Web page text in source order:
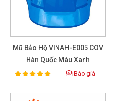
Mũ Bảo Hộ VINAH-E005 COV
Hàn Quốc Màu Xanh
Rating:
100% Báo giá